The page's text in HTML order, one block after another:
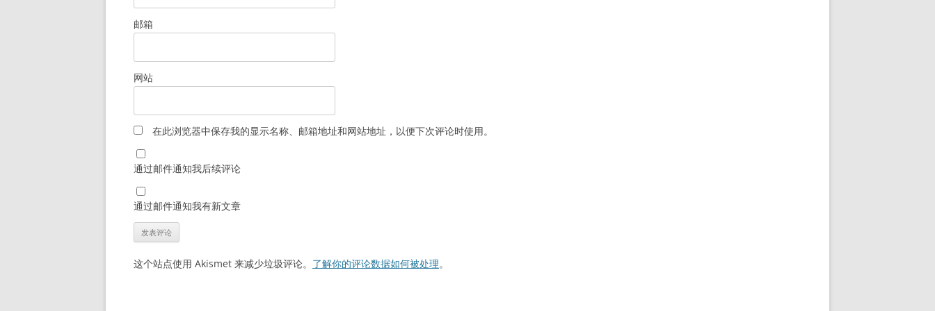
邮箱
网站
在此浏览器中保存我的显示名称、邮箱地址和网站地址，以便下次评论时使用。
通过邮件通知我后续评论
通过邮件通知我有新文章
这个站点使用 Akismet 来减少垃圾评论。 了解你的评论数据如何被处理。